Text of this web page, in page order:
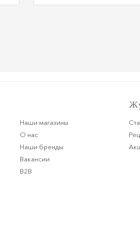
Наши магазины
О нас
Наши бренды
Вакансии
B2B